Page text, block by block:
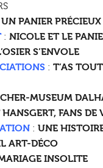
UN PANIER
: NICOLE ET LE
S’ENVOLE
:T’AS
MUSEUM
HANSGERT,FANS DE
:UNE
ART-DÉCO
INSOLITE